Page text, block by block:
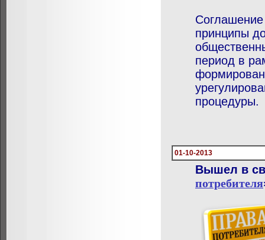
Соглашение
принципы
период в
процедуры.
01-10-2013
Вышел в
потребителя